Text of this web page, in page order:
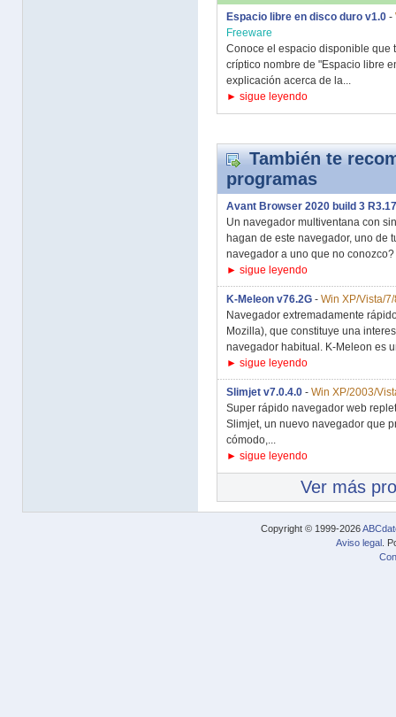
Espacio libre en disco duro v1.0 -
Freeware
Conoce el espacio disponible que
críptico nombre de "Espacio libre
explicación acerca de la...
► sigue leyendo
También te
programas
Avant Browser 2020 build 3
Un navegador multiventana con
hagan de este navegador, uno de
navegador a uno que no
► sigue leyendo
K-Meleon v76.2G - Win XP/Vista/
Navegador extremadamente
Mozilla), que constituye una
navegador habitual. K-Meleon es
► sigue leyendo
Slimjet v7.0.4.0 - Win XP/2003/
Super rápido navegador web
Slimjet, un nuevo navegador que
cómodo,...
► sigue leyendo
Ver más
Copyright © 1999-2026
Aviso legal .